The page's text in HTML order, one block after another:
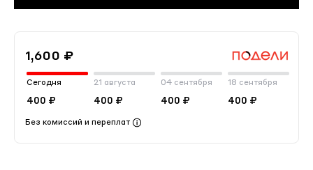
1,600 ₽
Сегодня
400 ₽
21 августа
400 ₽
04 сентября
400 ₽
18 сентября
400 ₽
Без комиссий и переплат